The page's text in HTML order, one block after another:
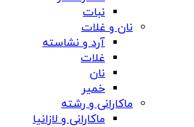
نبات
نان و غلات
آرد و نشاسته
غلات
نان
خمیر
ماکارانی و رشته
ماکارانی و لازانیا